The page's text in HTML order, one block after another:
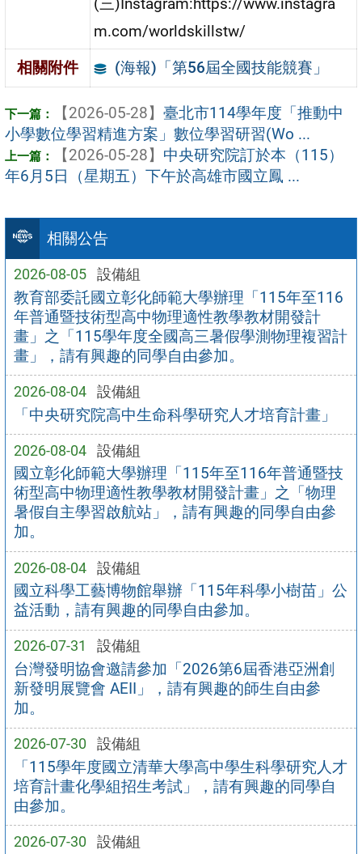
相關公告
2026-08-05 設備組
教育部委託國立彰化師範大學辦理「115年至116
年普通暨技術型高中物理適性教學教材開發計
畫」之「115學年度全國高三暑假學測物理複習計
畫」，請有興趣的同學自由參加。
2026-08-04 設備組
「中央研究院高中生命科學研究人才培育計畫」
2026-08-04 設備組
國立彰化師範大學辦理「115年至116年普通暨技
術型高中物理適性教學教材開發計畫」之「物理
暑假自主學習啟航站」，請有興趣的同學自由參
加。
2026-08-04 設備組
國立科學工藝博物館舉辦「115年科學小樹苗」公
益活動，請有興趣的同學自由參加。
2026-07-31 設備組
台灣發明協會邀請參加「2026第6屆香港亞洲創
新發明展覽會 AEII」，請有興趣的師生自由參
加。
2026-07-30 設備組
「115學年度國立清華大學高中學生科學研究人才
培育計畫化學組招生考試」，請有興趣的同學自
由參加。
2026-07-30 設備組
m.com/worldskillstw/
相關附件
(海報)「第56屆全國技能競賽」
【2026-05-28】 臺北市114學年度「推動中
小學數位學習精進方案」數位學習研習(Wo ...
【2026-05-28】 中央研究院訂於本（115）
年6月5日（星期五）下午於高雄市國立鳳 ...